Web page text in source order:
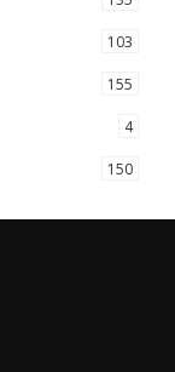
103
155
4
150